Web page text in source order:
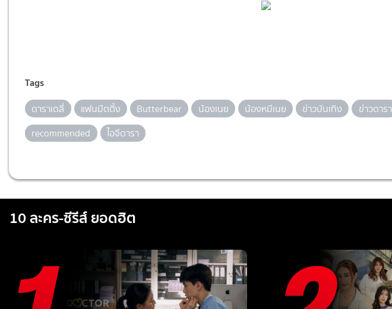
Tags
ดาราเดลี่ แฟนมีตติ้ง Butterbear น้องเนย น้องหมีเนย ข่าวบันเทิง ข่าวดารา
recommended
ไอจีดารา
10 ละคร-ซีรีส์ ยอดฮิต